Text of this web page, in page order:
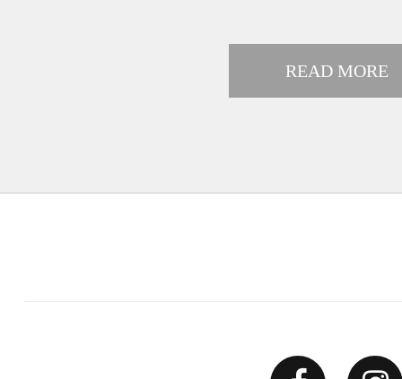
READ MORE